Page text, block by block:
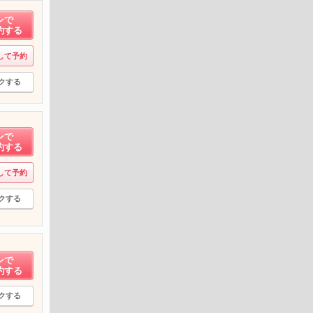
で
する
て予約
する
で
する
て予約
する
で
する
する